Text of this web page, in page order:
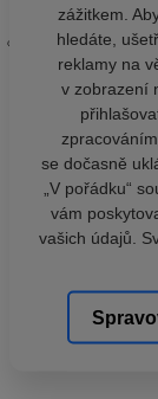
zážitkem.
hledáte,
reklamy na
v zobrazení
se dočasně
„V pořádku“
vám
vašich údajů.